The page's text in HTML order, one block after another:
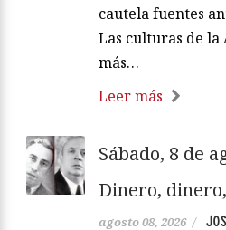
cautela fuentes
Las culturas de
más…
Leer más
Sábado, 8 de
Dinero,
agosto 08, 2026 /